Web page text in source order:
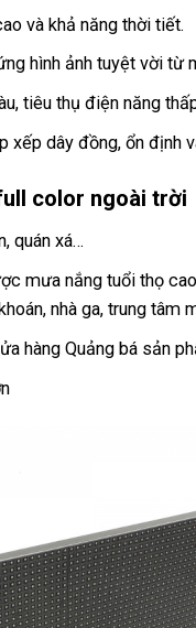
và khả năng thời tiết.
hình ảnh tuyệt vời từ
tiêu thụ điện năng
xếp dây đồng, ổn định
color ngoài trời
quán xá…
mưa nắng tuổi thọ
nhà ga, trung tâm
hàng Quảng bá sản